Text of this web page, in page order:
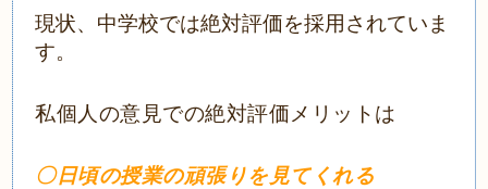
現状、中学校では絶対評価を採用されていま
す。
私個人の意見での絶対評価メリットは
〇日頃の授業の頑張りを見てくれる